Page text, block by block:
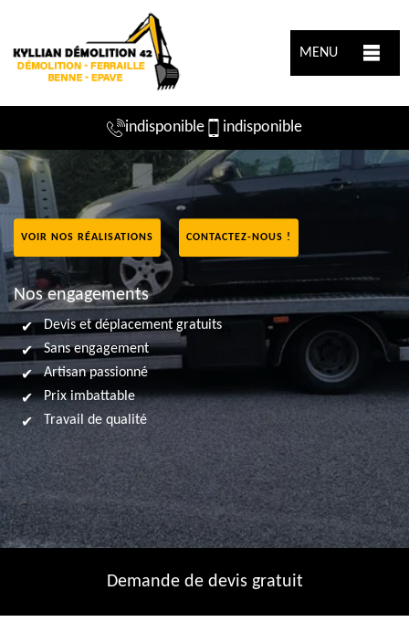
MENU
indisponible indisponible
VOIR NOS RÉALISATIONS CONTACTEZ-NOUS !
Nos engagements
Devis et déplacement gratuits
Sans engagement
Artisan passionné
Prix imbattable
Travail de qualité
Demande de devis gratuit